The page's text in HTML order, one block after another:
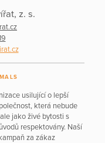
z. s.
usilující o lepší
která nebude
jako živé bytosti s
respektovány. Naší
za zákaz